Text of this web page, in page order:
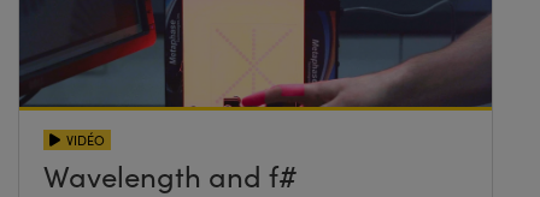
VIDÉO
Wavelength and f#